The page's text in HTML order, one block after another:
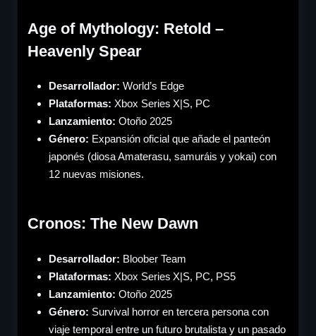
Age of Mythology: Retold –
Heavenly Spear
Desarrollador: World’s Edge
Plataformas: Xbox Series X|S, PC
Lanzamiento: Otoño 2025
Género: Expansión oficial que añade el panteón
japonés (diosa Amaterasu, samuráis y yokai) con
12 nuevas misiones.
Cronos: The New Dawn
Desarrollador: Bloober Team
Plataformas: Xbox Series X|S, PC, PS5
Lanzamiento: Otoño 2025
Género: Survival horror en tercera persona con
viaje temporal entre un futuro brutalista y un pasado